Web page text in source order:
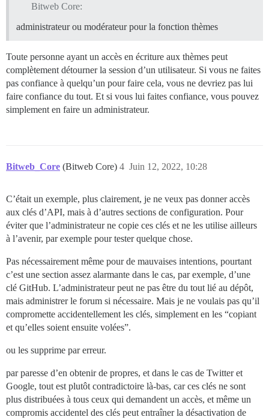
Bitweb Core:
administrateur ou modérateur pour la fonction thèmes
Toute personne ayant un accès en écriture aux thèmes peut
complètement détourner la session d’un utilisateur. Si vous ne faites
pas confiance à quelqu’un pour faire cela, vous ne devriez pas lui
faire confiance du tout. Et si vous lui faites confiance, vous pouvez
simplement en faire un administrateur.
Bitweb_Core (Bitweb Core) Juin 12, 2022, 10:28
4
C’était un exemple, plus clairement, je ne veux pas donner accès
aux clés d’API, mais à d’autres sections de configuration. Pour
éviter que l’administrateur ne copie ces clés et ne les utilise ailleurs
à l’avenir, par exemple pour tester quelque chose.
Pas nécessairement même pour de mauvaises intentions, pourtant
c’est une section assez alarmante dans le cas, par exemple, d’une
clé GitHub. L’administrateur peut ne pas être du tout lié au dépôt,
mais administrer le forum si nécessaire. Mais je ne voulais pas qu’il
compromette accidentellement les clés, simplement en les “copiant
et qu’elles soient ensuite volées”.
ou les supprime par erreur.
par paresse d’en obtenir de propres, et dans le cas de Twitter et
Google, tout est plutôt contradictoire là-bas, car ces clés ne sont
plus distribuées à tous ceux qui demandent un accès, et même un
compromis accidentel des clés peut entraîner la désactivation de